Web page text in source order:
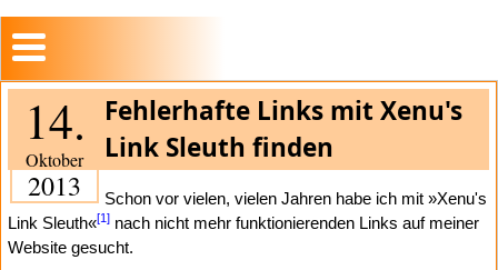
14.
Oktober
2013
Fehlerhafte Links mit Xenu's
Link Sleuth finden
Schon vor vielen, vielen Jahren habe ich mit »Xenu's
Link Sleuth«[1] nach nicht mehr funktionierenden Links auf meiner
Website gesucht.